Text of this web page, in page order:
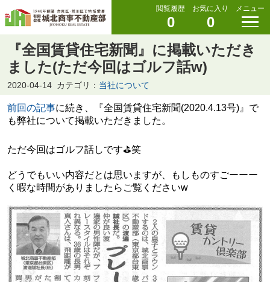
閲覧履歴
0
お気に入り
0
メニュー
『全国賃貸住宅新聞』に掲載いただき
ました(ただ今回はゴルフ話w)
2020-04-14 カテゴリ： 当社について
前回の記事に続き、『全国賃貸住宅新聞(2020.4.13号)』で
も弊社について掲載いただきました。
ただ今回はゴルフ話しです⛳笑
どうでもいい内容だとは思いますが、もしものすごーーー
く暇な時間がありましたらご覧くださいw